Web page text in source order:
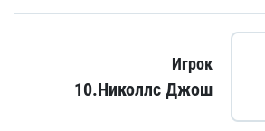
Игрок
10.Николлс Джош